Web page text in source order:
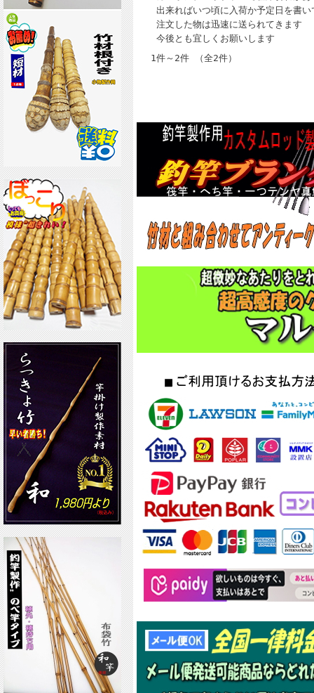
出来ればいつ頃に入荷か予定日を書
注文した物は迅速に送られてきます
今後とも宜しくお願いします
1件～2件 （全2件）